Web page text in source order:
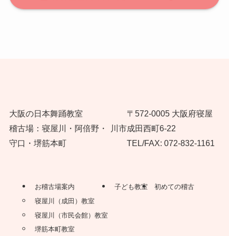
大阪の日本舞踊教室
稽古場：寝屋川・阿倍野・
守口・堺筋本町
〒572-0005 大阪府寝屋
川市成田西町6-22
TEL/FAX: 072-832-1161
お稽古場案内
寝屋川（成田）教室
寝屋川（市民会館）教室
堺筋本町教室
子ども教室 初めての稽古